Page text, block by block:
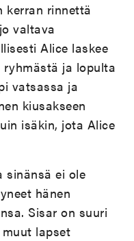
kerran rinnettä
valtava
Alice laskee
ryhmästä ja lopulta
vatsassa ja
kiusakseen
isäkin, jota Alice
sinänsä ei ole
hänen
Sisar on suuri
lapset